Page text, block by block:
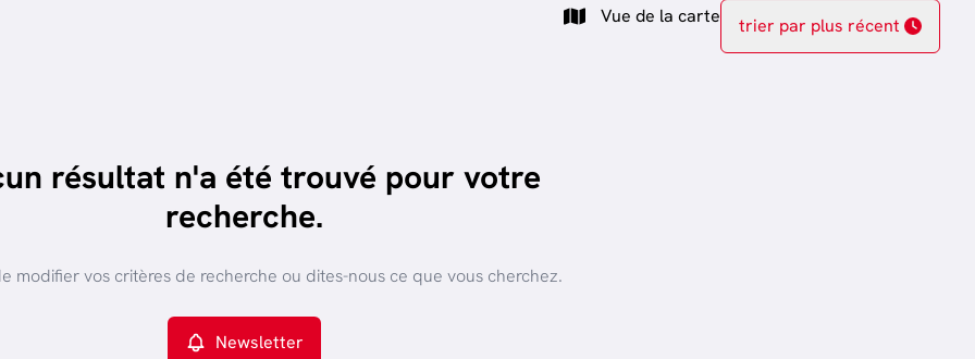
Vue de la carte trier par plus récent
résultat n'a été trouvé pour votre
recherche.
modifier vos critères de recherche ou dites-nous ce que vous cherchez.
Newsletter